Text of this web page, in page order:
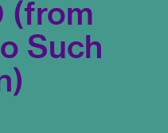
(from
Such